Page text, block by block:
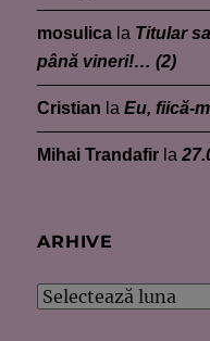
mosulica la Titular
până vineri!… (2)
Cristian laEu, fiică-
Mihai Trandafir la
ARHIVE
Arhive